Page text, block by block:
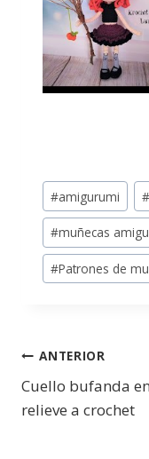
#amigurumi
#muñecas
#Patrones de
ANTERIOR
Cuello bufanda en
relieve a crochet